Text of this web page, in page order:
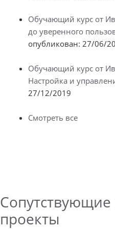
Обучающий курс от
до уверенного
опубликован: 27/06/
Обучающий курс от
Настройка и
27/12/2019
Смотреть все
проекты